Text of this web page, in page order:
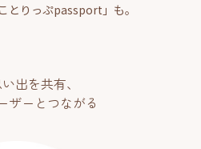
とりっぷpassport」も。
出を共有、
ザーとつながる